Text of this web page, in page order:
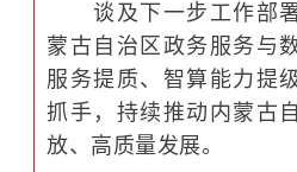
谈及下一步工作部署
蒙古自治区政务服务与
服务提质、智算能力提
抓手，持续推动内蒙古
放、高质量发展。